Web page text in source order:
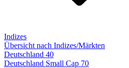
Indizes
Übersicht nach Indizes/Märkten
Deutschland 40
Deutschland Small Cap 70